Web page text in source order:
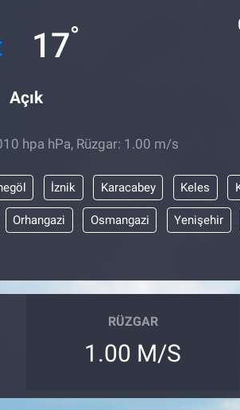
17°
Açık
hpa hPa, Rüzgar: 1.00 m/s
İznik Karacabey Keles
Orhangazi Osmangazi Yenişehir
RÜZGAR
1.00 M/S